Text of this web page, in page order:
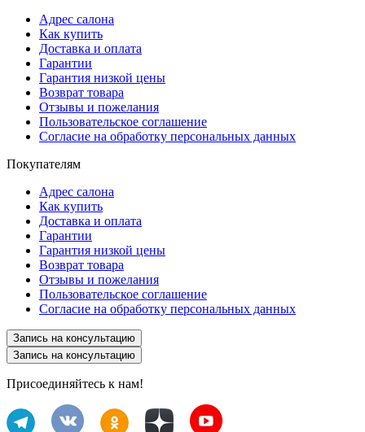
Адрес салона
Как купить
Доставка и оплата
Гарантии
Гарантия низкой цены
Возврат товара
Отзывы и пожелания
Пользовательское соглашение
Согласие на обработку персональных данных
Покупателям
Адрес салона
Как купить
Доставка и оплата
Гарантии
Гарантия низкой цены
Возврат товара
Отзывы и пожелания
Пользовательское соглашение
Согласие на обработку персональных данных
Запись на консультацию
Запись на консультацию
Присоединяйтесь к нам!